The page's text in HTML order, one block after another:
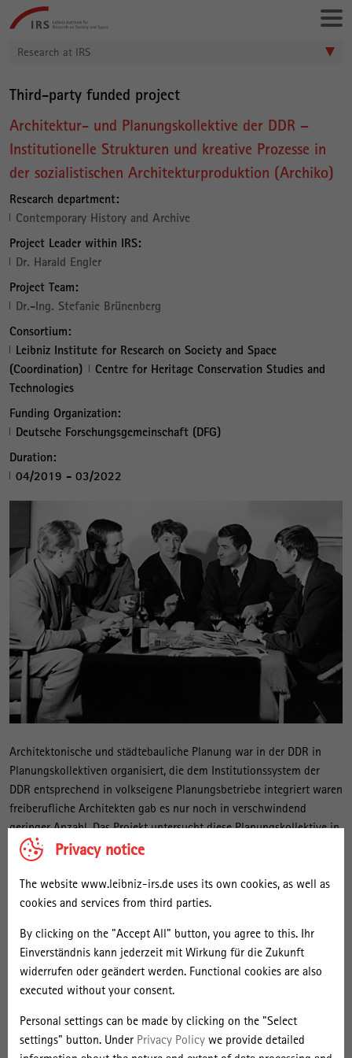
Privacy notice
The website www.leibniz-irs.de uses its own cookies, as well as
cookies and services from third parties.
By clicking on the "Accept All" button, you agree to this. Ihr
Einverständnis kann jederzeit mit Wirkung für die Zukunft
widerrufen oder geändert werden. Functional cookies are also
executed without your consent.
Personal settings can be made by clicking on the "Select
settings" button. Under Privacy Policy we provide detailed
directly
Leibniz-
Institut
Research at IRS
Third-party funded project
Architektur- und Planungskollektive der DDR –
Institutionelle Strukturen und kreative Prozesse in
der sozialistischen Architekturproduktion (Archiko)
Research department:
Contemporary History and Archive
Project Leader within IRS:
Dr. Harald Engler
Project Team:
Dr.-Ing. Stefanie Brünenberg
Consortium:
Leibniz Institute for Research on Society and Space
(Coordination)
Centre for Heritage Conservation Studies and
Technologies
Funding Organization:
Deutsche Forschungsgemeinschaft (DFG)
Duration:
04/2019 - 03/2022
Architektonische und städtebauliche Planung war in der DDR in
Planungskollektiven organisiert, die dem Institutionssystem der
DDR entsprechend in volkseigene Planungsbetriebe integriert waren
freiberufliche Architekten gab es nur noch in verschwindend
geringer Anzahl. Das Projekt untersucht diese Planungskollektive in
ihrer administrativen Einbettung und Funktionsweise im politischen
System einerseits und in Hinblick auf die künstlerischen
Produktionsweisen und das Selbstverständnis der Architekten im
Kollektiv andererseits. Die Kollektive werden sowohl in ihrer
ihrer Rolle als künstlerische Gruppierungen untersucht. Beide
Dimensionen hatten Auswirkungen auf die Architekturproduktion
der DDR, die für die heutige Auseinandersetzung mit den
entstandenen Objekten in ihrer historischen Einordnung und
Interpretation bis hin zu Urheberrechtsfragen von grundlegender
Bedeutung sind. Das Projekt analysiert die Planungskollektive der
DDR auf drei Ebenen: mit einer vergleichenden Struktur-Analyse (a),